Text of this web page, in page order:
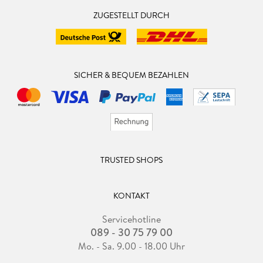
ZUGESTELLT DURCH
SICHER & BEQUEM BEZAHLEN
TRUSTED SHOPS
KONTAKT
Servicehotline
089 - 30 75 79 00
Mo. - Sa. 9.00 - 18.00 Uhr